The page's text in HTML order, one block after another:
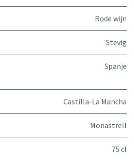
Rode wijn
Stevig
Spanje
Castilla-La Mancha
Monastrell
75 cl